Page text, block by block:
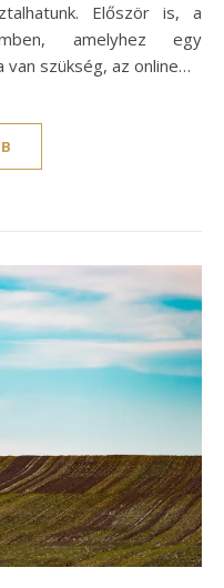
Először is, a
amelyhez egy
szükség, az online…